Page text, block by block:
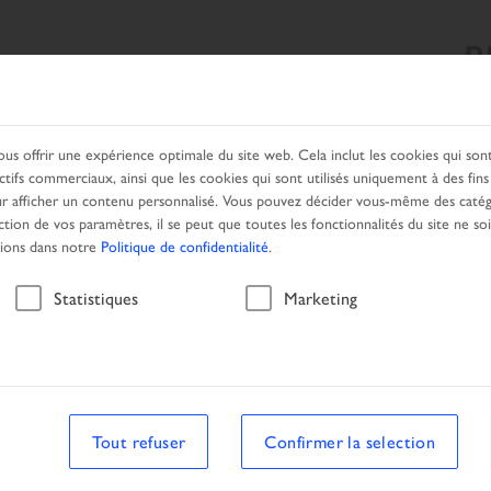
NOS PRODUITS SERVICES PARTENAIRE LOCAL
Recherche
offrir une expérience optimale du site web. Cela inclut les cookies qui
commerciaux, ainsi que les cookies qui sont utilisés uniquement à des
afficher un contenu personnalisé. Vous pouvez décider vous-même des
de vos paramètres, il se peut que toutes les fonctionnalités du site ne
dans notre Politique de confidentialité.
Statistiques Marketing
Tout refuser Confirmer la selection